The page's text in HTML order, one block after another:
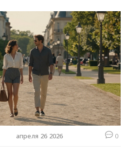
апреля 26 2026 0